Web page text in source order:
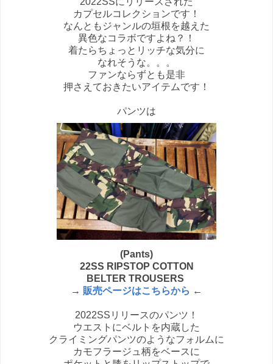
カプセルコレクションです！
なんともジャンルの垣根を越えた
異色なコラボですよね？！
着たらちょっとリッチな気分に
なれそうな。。。
ファンならずとも是非
押さえておきたいアイテムです！
パンツは
(Pants)
22SS RIPSTOP COTTON
BELTER TROUSERS
→ 販売ページはこちらから ←
2022SSリリースのパンツ！
ウエストにベルトを内蔵した
クライミングパンツのようなフォルムに
カモフラージュ柄をベースに